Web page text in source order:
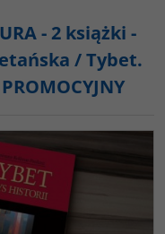
- 2 książki -
/ Tybet.